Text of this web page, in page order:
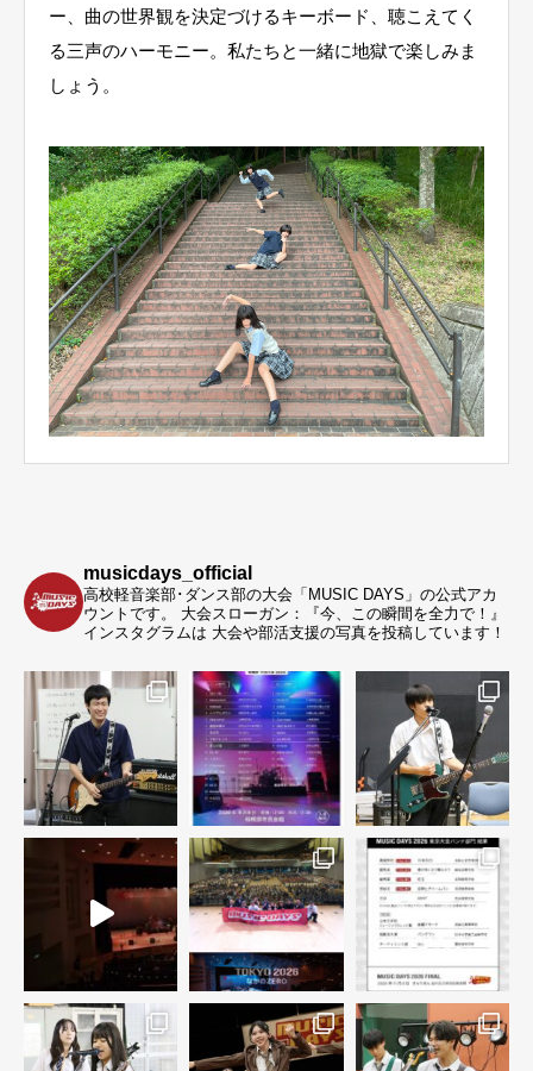
ー、曲の世界観を決定づけるキーボード、聴こえてく
る三声のハーモニー。私たちと一緒に地獄で楽しみま
しょう。
musicdays_official
高校軽音楽部･ダンス部の大会「MUSIC DAYS」の公式アカ
ウントです。
大会スローガン：『今、この瞬間を全力で！』
インスタグラムは 大会や部活支援の写真を投稿しています！